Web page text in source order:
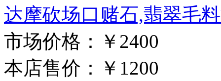
达摩砍场口赌石,翡翠毛
市场价格：
￥2400
本店售价：
￥1200